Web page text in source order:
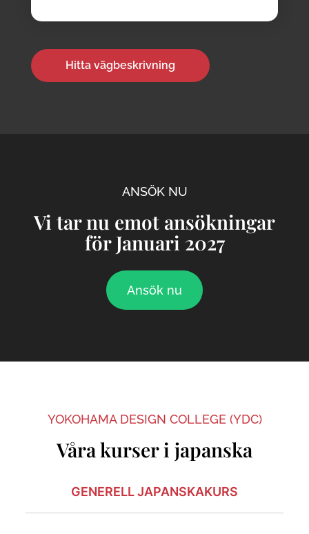
Hitta vägbeskrivning
ANSÖK NU
Vi tar nu emot ansökningar
för Januari 2027
Ansök nu
YOKOHAMA DESIGN COLLEGE (YDC)
Våra kurser i japanska
GENERELL JAPANSKAKURS